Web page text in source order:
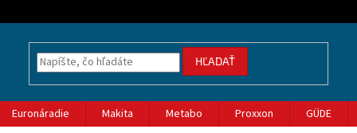
HĽADAŤ
Euronáradie Makita Metabo Proxxon GÜDE